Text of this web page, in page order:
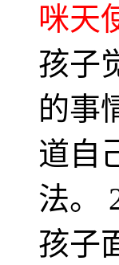
咪天
孩子
的事
道自
法。
孩子